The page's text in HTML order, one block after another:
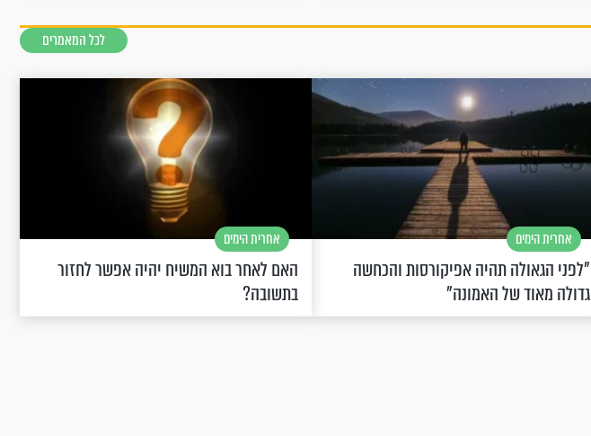
לכל המאמרים
אחרית הימים
"לפני הגאולה תהיה אפיקורסות והכחשה
גדולה מאוד של האמונה"
אחרית הימים
האם לאחר בוא המשיח יהיה אפשר לחזור
בתשובה?